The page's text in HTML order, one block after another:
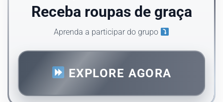
Receba roupas de graça
Aprenda a participar do grupo
EXPLORE AGORA